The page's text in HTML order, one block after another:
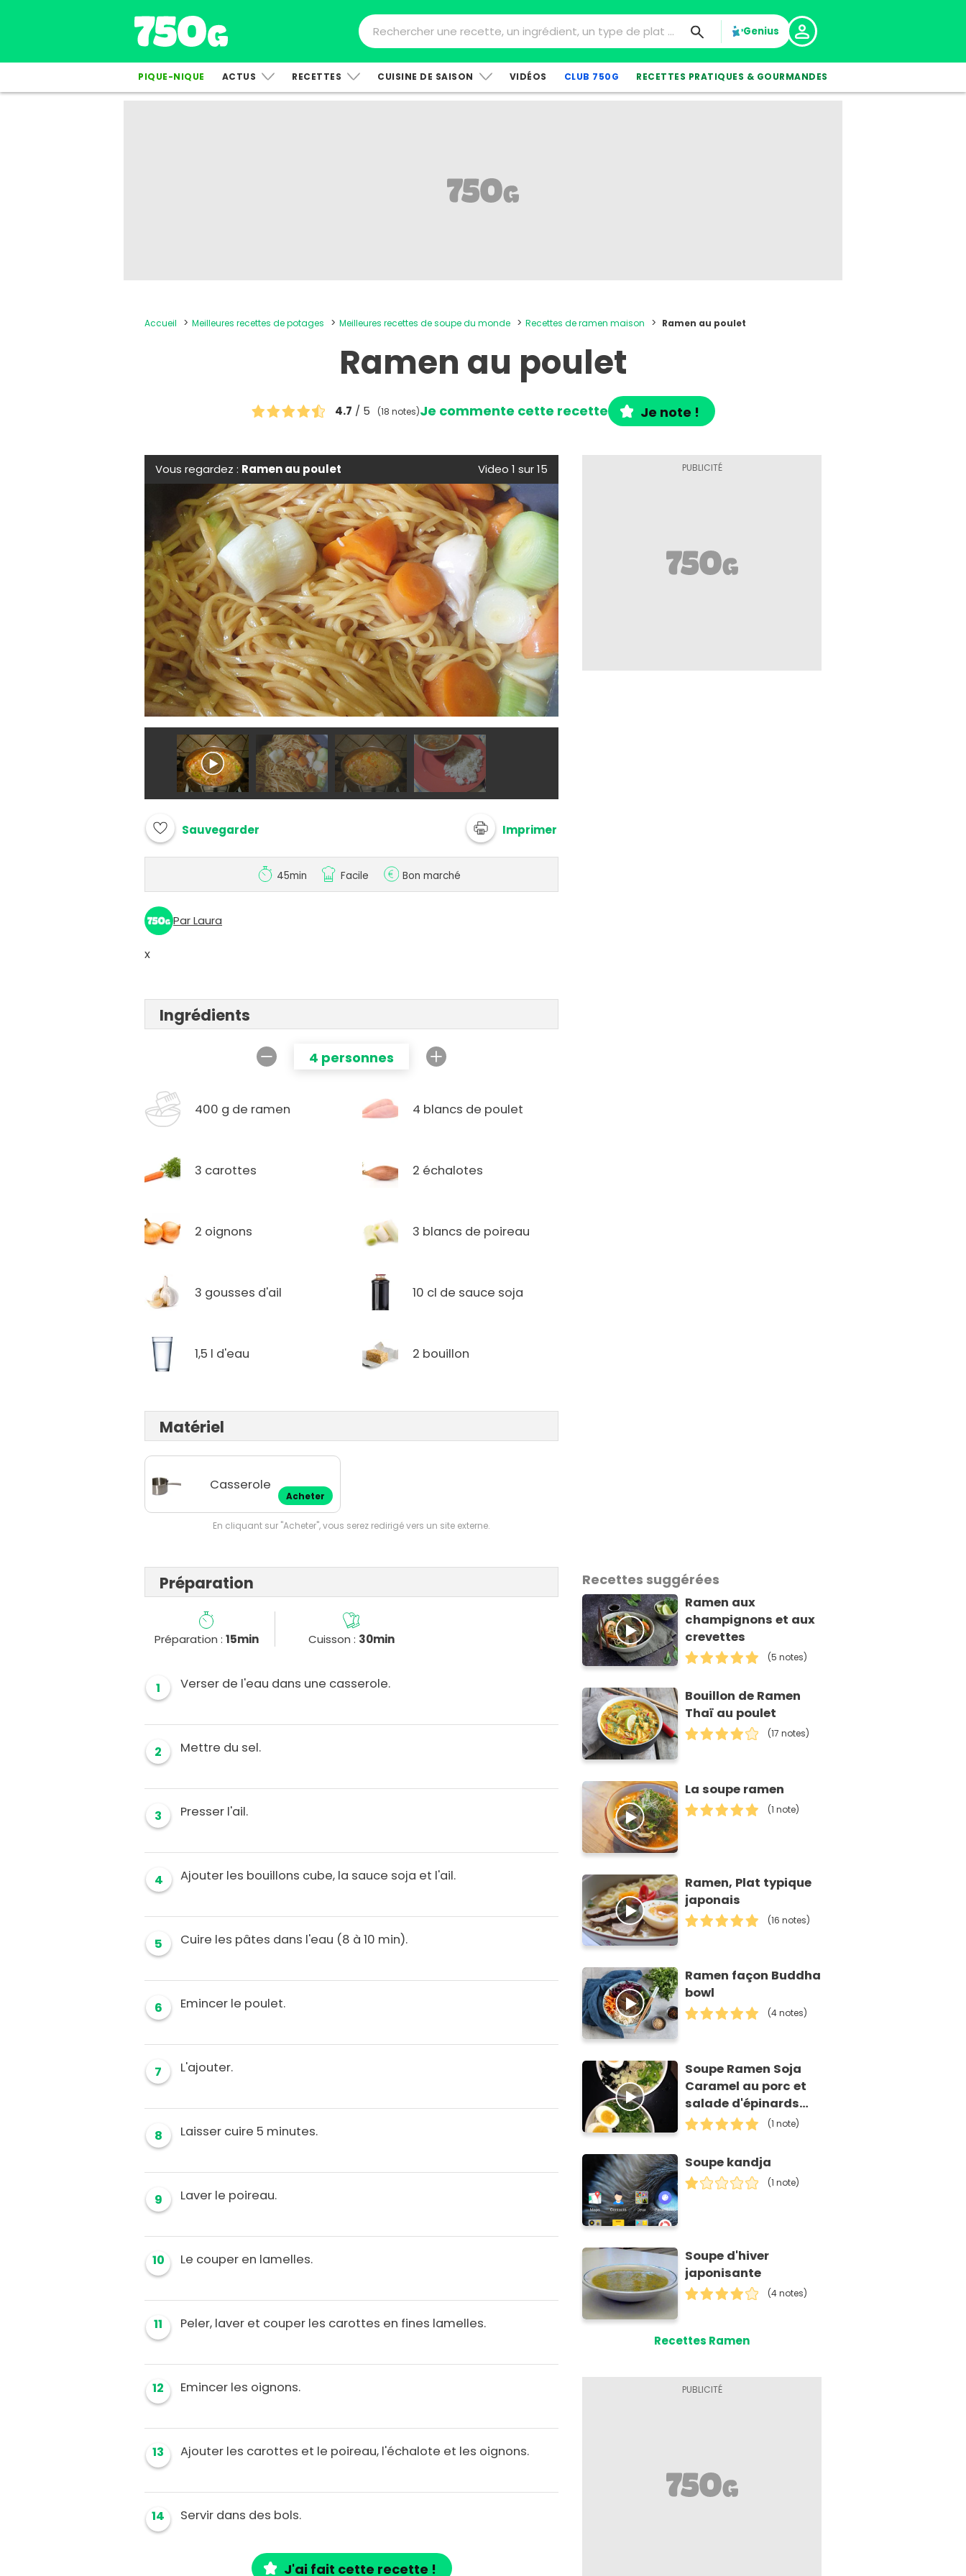
Genius
PIQUE-NIQUE ACTUS RECETTES CUISINE DE SAISON VIDÉOS CLUB 750G RECETTES PRATIQUES & GOURMANDES
Accueil Meilleures recettes de potages Meilleures recettes de soupe du monde Recettes de ramen maison Ramen au poulet
Ramen au poulet
4.7 / 5 (18 notes)Je commente cette recette Je note !
Vous regardez : Ramen au poulet Video 1 sur 15
Sauvegarder Imprimer
45min Facile Bon marché
Par Laura
x
Ingrédients
4 personnes
400 g de ramen 4 blancs de poulet
3 carottes 2 échalotes
2 oignons 3 blancs de poireau
3 gousses d'ail 10 cl de sauce soja
1,5 l d'eau 2 bouillon
Matériel
Casserole
Acheter
En cliquant sur "Acheter", vous serez redirigé vers un site externe.
Préparation
Préparation : 15min Cuisson : 30min
1 Verser de l'eau dans une casserole.
2 Mettre du sel.
3 Presser l'ail.
4 Ajouter les bouillons cube, la sauce soja et l'ail.
5 Cuire les pâtes dans l'eau (8 à 10 min).
6 Emincer le poulet.
7 L'ajouter.
8 Laisser cuire 5 minutes.
9 Laver le poireau.
10 Le couper en lamelles.
11 Peler, laver et couper les carottes en fines lamelles.
12 Emincer les oignons.
13 Ajouter les carottes et le poireau, l'échalote et les oignons.
14 Servir dans des bols.
J'ai fait cette recette !
Recettes suggérées
Ramen aux
champignons et aux
crevettes
(5 notes)
Bouillon de Ramen
Thaï au poulet
(17 notes)
La soupe ramen
(1 note)
Ramen, Plat typique
japonais
(16 notes)
Ramen façon Buddha
bowl
(4 notes)
Soupe Ramen Soja
Caramel au porc et
salade d'épinards
aux pousses de(1 note)
Soupe kandja
(1 note)
Soupe d'hiver
japonisante
(4 notes)
Recettes Ramen